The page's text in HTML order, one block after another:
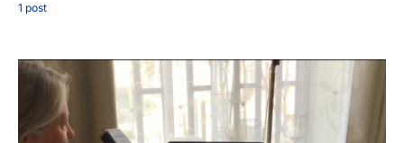
1 post